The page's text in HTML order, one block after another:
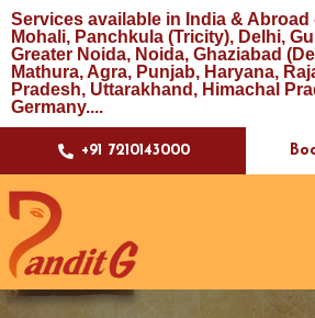
Services available in India & Abroad
Mohali, Panchkula (Tricity), Delhi,
Greater Noida, Noida, Ghaziabad
Mathura, Agra, Punjab, Haryana,
Pradesh, Uttarakhand, Himachal
Germany....
+91 7210143000